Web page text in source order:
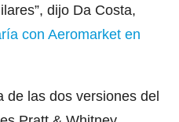
dijo Da Costa,
con Aeromarket en
de las dos versiones del